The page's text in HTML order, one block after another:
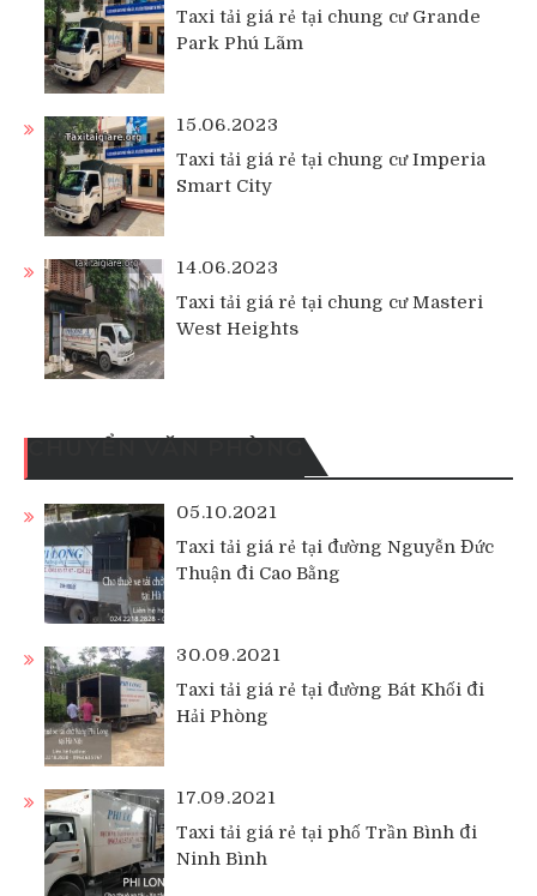
Taxi tải giá rẻ tại chung cư Grande
Park Phú Lãm
15.06.2023
Taxi tải giá rẻ tại chung cư Imperia
Smart City
14.06.2023
Taxi tải giá rẻ tại chung cư Masteri
West Heights
05.10.2021
Taxi tải giá rẻ tại đường Nguyễn Đức
Thuận đi Cao Bằng
30.09.2021
Taxi tải giá rẻ tại đường Bát Khối đi
Hải Phòng
17.09.2021
Taxi tải giá rẻ tại phố Trần Bình đi
Ninh Bình